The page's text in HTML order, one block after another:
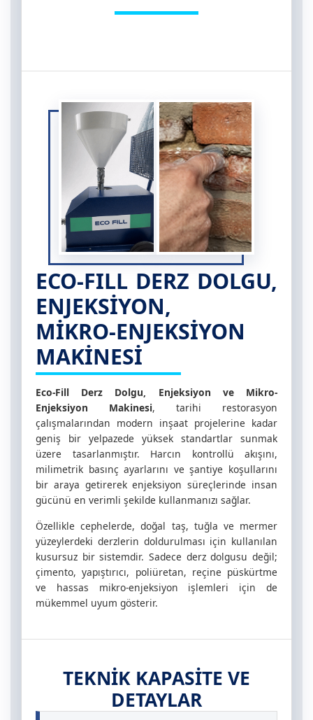
ECO-FILL DERZ DOLGU,
ENJEKSİYON,
MİKRO-ENJEKSİYON
MAKİNESİ
Eco-Fill Derz Dolgu, Enjeksiyon ve Mikro-
Enjeksiyon Makinesi, tarihi restorasyon
çalışmalarından modern inşaat projelerine kadar
geniş bir yelpazede yüksek standartlar sunmak
üzere tasarlanmıştır. Harcın kontrollü akışını,
milimetrik basınç ayarlarını ve şantiye koşullarını
bir araya getirerek enjeksiyon süreçlerinde insan
gücünü en verimli şekilde kullanmanızı sağlar.
Özellikle cephelerde, doğal taş, tuğla ve mermer
yüzeylerdeki derzlerin doldurulması için kullanılan
kusursuz bir sistemdir. Sadece derz dolgusu değil;
çimento, yapıştırıcı, poliüretan, reçine püskürtme
ve hassas mikro-enjeksiyon işlemleri için de
mükemmel uyum gösterir.
TEKNİK KAPASİTE VE
DETAYLAR